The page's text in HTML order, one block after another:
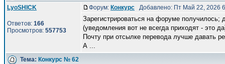
LyoSHICK
Ответов: 166
Просмотров: 557753
Форум: Конкурс Добавлено: Пт Май 22, 2026
Зарегистрироваться на форуме получилось;
(уведомления вот не всегда приходят - это
Почту при отсылке перевода лучше давать
А ...
Тема: Конкурс № 62